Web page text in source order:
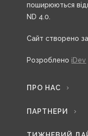
поширюються
ND 4.0.
Сайт створено
Розроблено iDev
ПРО НАС
ПАРТНЕРИ